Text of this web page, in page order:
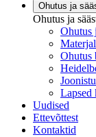
Ohutus ja
Ohutus ja
Ohutus
Ohutus
Lapsed
Uudised
Ettevõttest
Kontaktid